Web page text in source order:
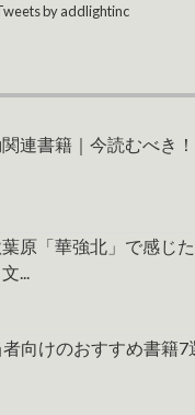
by addlightinc
連書籍｜今読むべき
原「華強北」で感じ
...
向けのおすすめ書籍7